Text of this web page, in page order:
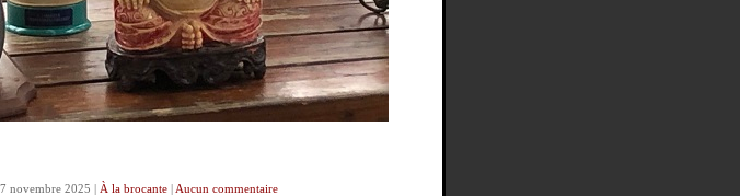
novembre 2025 | À la brocante| Aucun commentaire